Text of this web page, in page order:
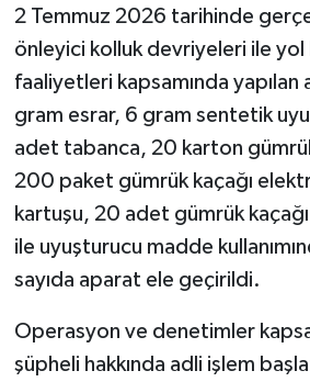
2 Temmuz 2026 tarihinde
önleyici kolluk devriyeleri ile yol
faaliyetleri kapsamında yapılan
gram esrar, 6 gram sentetik
adet tabanca, 20 karton
200 paket gümrük kaçağı
kartuşu, 20 adet gümrük
ile uyuşturucu madde
sayıda aparat ele geçirildi.
Operasyon ve denetimler
şüpheli hakkında adli işlem